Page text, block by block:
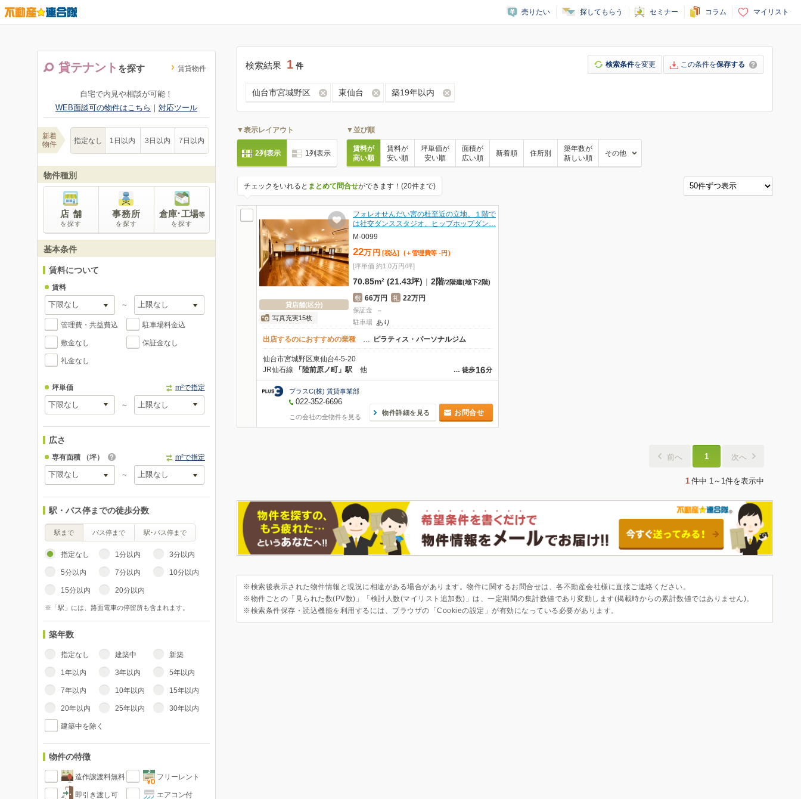
売りたい 探してもらう セミナー コラム マイリスト
貸テナント を探す 賃貸物件
自宅で内見や相談が可能！
WEB面談可の物件はこちら ｜ 対応ツール
新着
物件
指定なし 1日以内 3日以内 7日以内
物件種別
店 舗
を探す
事務所
を探す
倉庫･工場等
を探す
基本条件
賃料について
賃料
～
管理費・共益費込 駐車場料金込
敷金なし 保証金なし
礼金なし
坪単価 m²で指定
～
広さ
専有面積 （坪） m²で指定
～
駅・バス停までの徒歩分数
駅まで バス停まで 駅･バス停まで
指定なし 1分以内 3分以内
5分以内 7分以内 10分以内
15分以内 20分以内
※「駅」には、路面電車の停留所も含まれます。
築年数
指定なし 建築中 新築
1年以内 3年以内 5年以内
7年以内 10年以内 15年以内
20年以内 25年以内 30年以内
建築中を除く
物件の特徴
造作譲渡料無料 フリーレント
即引き渡し可 エアコン付
検索結果 1 件 検索条件を変更 この条件を保存する
仙台市宮城野区 東仙台 築19年以内
▼表示レイアウト
2列表示 1列表示
▼並び順
賃料が
高い順
賃料が
安い順
坪単価が
安い順
面積が
広い順
新着順 住所別
築年数が
新しい順
その他
チェックをいれると まとめて問合せができます！(20件まで)
貸店舗(区分)
写真充実15枚
フォレオせんだい宮の杜至近の立地。１階で
は社交ダンススタジオ、ヒップホップダン…
M-0099
22万 円 [税込] (＋管理費等 - 円 )
[坪単価 約1.0万円/坪]
70.85m² (21.43坪) | 2階/2階建(地下2階)
敷 66万円 礼 22万円
保証金 －
駐車場 あり
出店するのにおすすめの業種
… ピラティス・パーソナルジム
仙台市宮城野区東仙台4-5-20
… 徒歩16分
JR仙石線 「陸前原ノ町」駅 他
プラスC(株) 賃貸事業部
022-352-6696
この会社の全物件を見る
物件詳細を見る お問合せ
前へ 1 次へ
1 件中 1～1件を表示中
※検索後表示された物件情報と現況に相違がある場合があります。物件に関するお問合せは、各不動産会社様に直接ご連絡ください。
※物件ごとの「見られた数(PV数)」「検討人数(マイリスト追加数)」は、一定期間の集計数値であり変動します(掲載時からの累計数値ではありません)。
※検索条件保存・読込機能を利用するには、ブラウザの「Cookieの設定」が有効になっている必要があります。